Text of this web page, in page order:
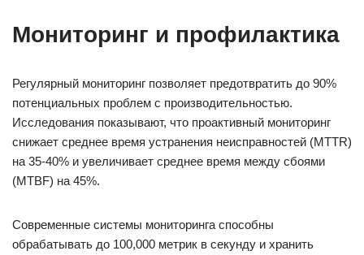
Мониторинг и профилактика
Регулярный мониторинг позволяет предотвратить до 90%
потенциальных проблем с производительностью.
Исследования показывают, что проактивный мониторинг
снижает среднее время устранения неисправностей (MTTR)
на 35-40% и увеличивает среднее время между сбоями
(MTBF) на 45%.
Современные системы мониторинга способны
обрабатывать до 100,000 метрик в секунду и хранить